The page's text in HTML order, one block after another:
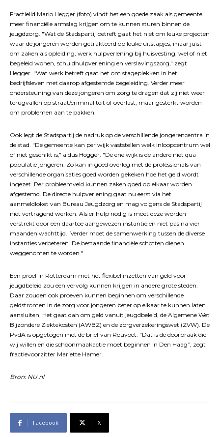
Fractielid Mario Hegger (foto) vindt het een goede zaak als gemeente
meer financiële armslag krijgen om te kunnen sturen binnen de
jeugdzorg. "Wat de Stadspartij betreft gaat het niet om leuke projecten
waar de jongeren worden getrakteerd op leuke uitstapjes, maar juist
om zaken als opleiding, werk hulpverlening bij huisvesting, wel of niet
begeleid wonen, schuldhulpverlening en verslavingszorg," zegt
Hegger. "Wat werk betreft gaat het om stageplekken in het
bedrijfsleven met daarop afgestemde begeleiding. Verder meer
ondersteuning van deze jongeren om zorg te dragen dat zij niet weer
terugvallen op straat/criminaliteit of overlast, maar gesterkt worden
om problemen aan te pakken."
Ook legt de Stadspartij de nadruk op de verschillende jongerencentra in
de stad. "De gemeente kan per wijk vaststellen welk inloopcentrum wel
of niet geschikt is," aldus Hegger. "De ene wijk is de andere niet qua
populatie jongeren. Zo kan in goed overleg met de professionals van
verschillende organisaties goed worden gekeken hoe het geld wordt
ingezet. Per probleemveld kunnen zaken goed op elkaar worden
afgestemd. De directe hulpverlening gaat nu eerst via het
aanmeldloket van Bureau Jeugdzorg en mag volgens de Stadspartij
niet vertragend werken. Als er hulp nodig is moet deze worden
verstrekt door een daartoe aangewezen instantie en niet pas na vier
maanden wachttijd. Verder moet de samenwerking tussen de diverse
instanties verbeteren. De bestaande financiële schotten dienen
weggenomen te worden."
Een proef in Rotterdam met het flexibel inzetten van geld voor
jeugdbeleid zou een vervolg kunnen krijgen in andere grote steden.
Daar zouden ook proeven kunnen beginnen om verschillende
geldstromen in de zorg voor jongeren beter op elkaar te kunnen laten
aansluiten. Het gaat dan om geld vanuit jeugdbeleid, de Algemene Wet
Bijzondere Ziektekosten (AWBZ) en de zorgverzekeringswet (ZVW). De
PvdA is opgetogen met de brief van Rouvoet. "Dat is de doorbraak die
wij willen en die schoonmaakactie moet beginnen in Den Haag”, zegt
fractievoorzitter Mariëtte Hamer.
Bron: NU.nl
Facebook X